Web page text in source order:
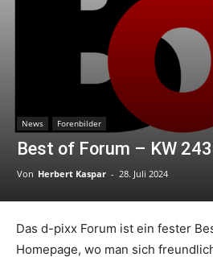
News Forenbilder
Best of Forum – KW
Von Herbert Kaspar - 28. Juli 2024
Das d-pixx Forum ist ein fester
Homepage, wo man sich